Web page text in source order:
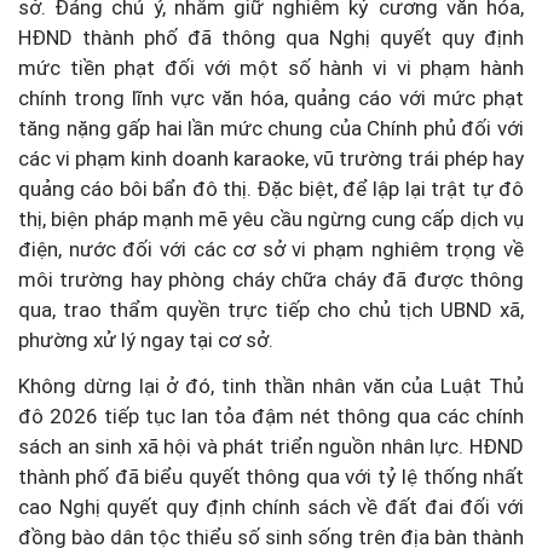
sở. Đáng chú ý, nhằm giữ nghiêm kỷ cương văn hóa,
HĐND thành phố đã thông qua Nghị quyết quy định
mức tiền phạt đối với một số hành vi vi phạm hành
chính trong lĩnh vực văn hóa, quảng cáo với mức phạt
tăng nặng gấp hai lần mức chung của Chính phủ đối với
các vi phạm kinh doanh karaoke, vũ trường trái phép hay
quảng cáo bôi bẩn đô thị. Đặc biệt, để lập lại trật tự đô
thị, biện pháp mạnh mẽ yêu cầu ngừng cung cấp dịch vụ
điện, nước đối với các cơ sở vi phạm nghiêm trọng về
môi trường hay phòng cháy chữa cháy đã được thông
qua, trao thẩm quyền trực tiếp cho chủ tịch UBND xã,
phường xử lý ngay tại cơ sở.
Không dừng lại ở đó, tinh thần nhân văn của Luật Thủ
đô 2026 tiếp tục lan tỏa đậm nét thông qua các chính
sách an sinh xã hội và phát triển nguồn nhân lực. HĐND
thành phố đã biểu quyết thông qua với tỷ lệ thống nhất
cao Nghị quyết quy định chính sách về đất đai đối với
đồng bào dân tộc thiểu số sinh sống trên địa bàn thành